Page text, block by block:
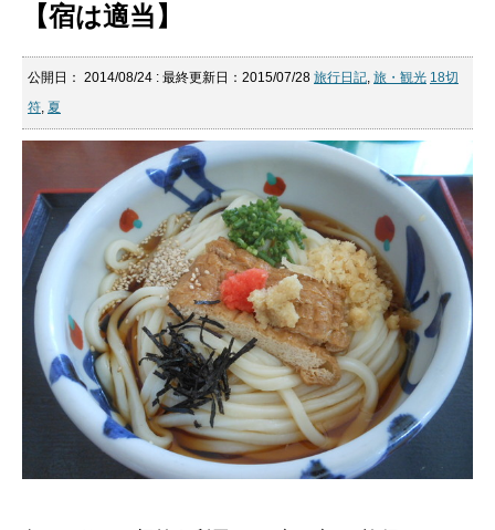
【宿は適当】
公開日： 2014/08/24 : 最終更新日：2015/07/28 旅行日記, 旅・観光 18切
符, 夏